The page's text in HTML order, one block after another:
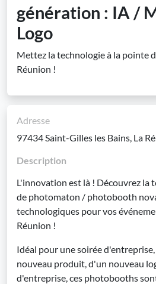
génération : IA /
Logo
Mettez la technologie à la pointe
Réunion !
Adresse
97434 Saint-Gilles les Bains, La
Description
L'innovation est là ! Découvrez la
de photomaton / photobooth
technologiques pour vos
Réunion !
Idéal pour une soirée
nouveau produit, d'un nouveau
d'entreprise, ces photobooths